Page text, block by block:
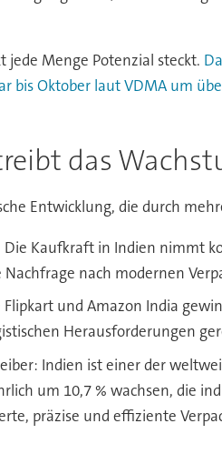
jede Menge Potenzial steckt.
bis Oktober laut VDMA um
das
Entwicklung, die durch
Kaufkraft in Indien nimmt
nach modernen
und Amazon India
Herausforderungen
Indien ist einer der
um 10,7 % wachsen, die
präzise und effiziente